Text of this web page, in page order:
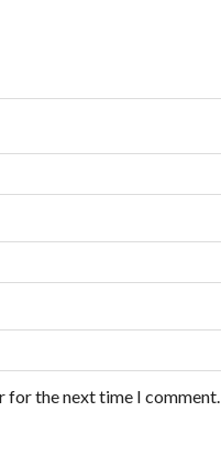
for the next time I comment.